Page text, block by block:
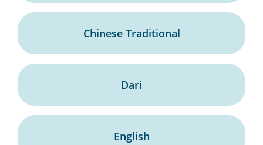
Chinese Traditional
Dari
English